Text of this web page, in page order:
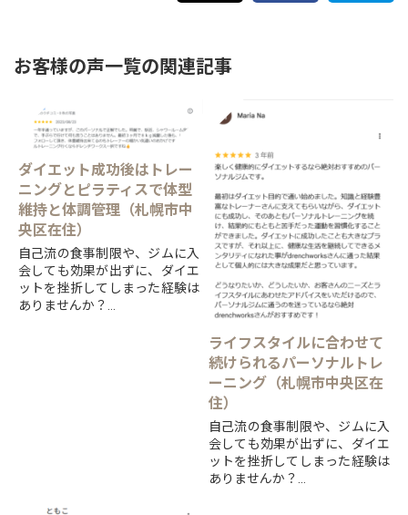
お客様の声一覧の関連記事
ダイエット成功後はトレー
ニングとピラティスで体型
維持と体調管理（札幌市中
央区在住）
自己流の食事制限や、ジムに入
会しても効果が出ずに、ダイエ
ットを挫折してしまった経験は
ありませんか？
ライフスタイルに合わせて
続けられるパーソナルトレ
ーニング（札幌市中央区在
住）
自己流の食事制限や、ジムに入
会しても効果が出ずに、ダイエ
ットを挫折してしまった経験は
ありませんか？